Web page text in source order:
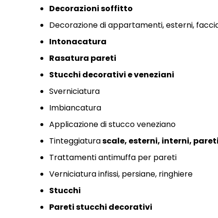
Decorazioni soffitto
Decorazione di appartamenti,esterni,
Intonacatura
Rasatura pareti
Stucchi decorativi eveneziani
Sverniciatura
Imbiancatura
Applicazione di stucco veneziano
Tinteggiaturascale, esterni, interni, pareti
Trattamenti antimuffa per pareti
Verniciatura infissi, persiane, ringhiere
Stucchi
Pareti stucchi decorativi